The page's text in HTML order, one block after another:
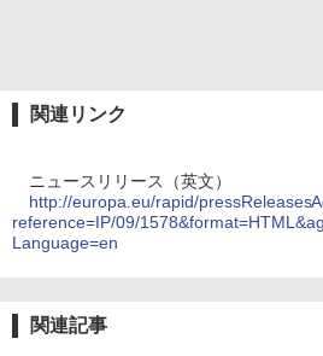
関連リンク
ニュースリリース（英文）
http://europa.eu/rapid/
reference=IP/09/
Language=en
関連記事